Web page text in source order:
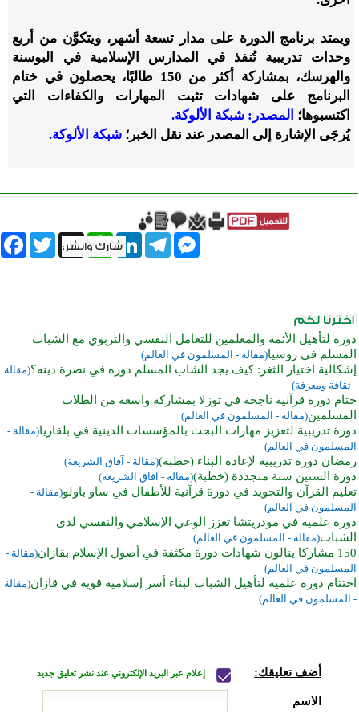
ويمتد برنامج الدورة على مدار تسعة أشهر، ويتكوَّن من أربع
وحدات تدريبية تُنفذ في المدارس الإسلامية في البوسنة
والهرسك، بمشاركة أكثر من 150 طالبًا، يحصلون في ختام
البرنامج على شهادات تثبت المهارات والكفاءات التي
اكتسبوها؛ المصدر: شبكة الألوكة.
يُرجَى الإشارة إلى المصدر عند نقل الخبر؛ شبكة الألوكة.
Twitter X
WhatsAppLinkedInTelegram
Messenger
دورة لتأهيل الأئمة والمعلمين للتعامل النفسي والتربوي مع الشباب
المسلم في روسيا(مقالة - المسلمون في العالم)
إشكالية اختيار الثغر: كيف يجد الشاب المسلم دوره في نصرة دينه؟(مقالة
- ثقافة ومعرفة)
ختام دورة قرآنية ناجحة في توزلا بمشاركة واسعة من الطلاب
المسلمين(مقالة - المسلمون في العالم)
دورة تدريبية لتعزيز مهارات البحث بالمؤسسات الدينية في بلقاريا(مقالة -
المسلمون في العالم)
رمضان دورة تدريبية لإعادة البناء (خطبة)(مقالة - آفاق الشريعة)
دورة السنين سنة متجددة (خطبة)(مقالة - آفاق الشريعة)
تعليم القرآن والتجويد في دورة قرآنية للأطفال في ساو باولو(مقالة -
المسلمون في العالم)
دورة علمية في مودريتشا تعزز الوعي الإسلامي والنفسي لدى
الشباب(مقالة - المسلمون في العالم)
150 مشاركا ينالون شهادات دورة مكثفة في أصول الإسلام بقازان
(مقالة -
المسلمون في العالم)
اختتام دورة علمية لتأهيل الشباب لبناء أسر إسلامية قوية في قازان(مقالة
- المسلمون في العالم)
أضف تعليقك: إعلام عبر البريد الإلكتروني عند نشر تعليق جديد
الاسم